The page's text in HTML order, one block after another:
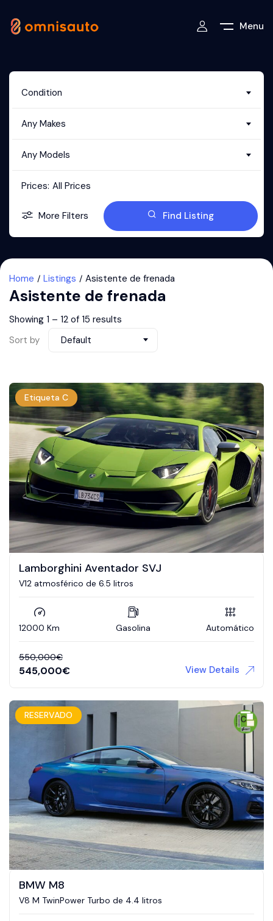
Menu
Condition
Any Makes
Any Models
Prices: All Prices
More Filters Find Listing
Home Listings Asistente de frenada
Asistente de frenada
Showing 1 – 12 of 15 results
Sort by
Default
Etiqueta C
Lamborghini Aventador SVJ
V12 atmosférico de 6.5 litros
12000 Km Gasolina Automático
550,000€
545,000€ View Details
RESERVADO
BMW M8
V8 M TwinPower Turbo de 4.4 litros